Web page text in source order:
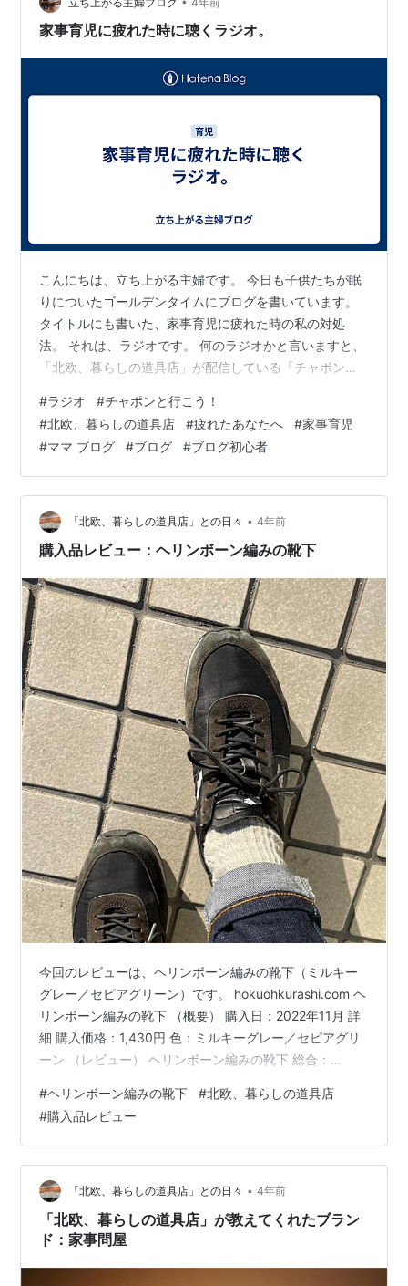
家事育児に疲れた時に聴くラジオ。
こんにちは、立ち上がる主婦です。 今日も子供たちが眠
りについたゴールデンタイムにブログを書いています。
タイトルにも書いた、家事育児に疲れた時の私の対処
法。 それは、ラジオです。 何のラジオかと言いますと、
「北欧、暮らしの道具店」が配信している「チャポンと
ぜこのラジオにこんなにも癒し効果があるのか・・・。
書いていきたいと思います。 ながら家事・育児ができ
る。 毎日毎日、同じことの繰り返し。 子供たちもみんな
元気で今日一日を終えることが出来た。 これぞ本当の幸
せ。 分かってる。分かってるよ。 分かってるけどしんど
くもなるのよ・・・。 朝起…
#ラジオ #チャポンと行こう！
#北欧、暮らしの道具店 #疲れたあなたへ #家事育児
#ママ ブログ #ブログ #ブログ初心者
「北欧、暮らしの道具店」との日々 • 4年前
購入品レビュー：ヘリンボーン編みの靴下
今回のレビューは、ヘリンボーン編みの靴下（ミルキー
グレー／セピアグリーン）です。 hokuohkurashi.com ヘ
リンボーン編みの靴下 （概要） 購入日：2022年11月 詳
細 購入価格：1,430円 色：ミルキーグレー／セピアグリ
ーン （レビュー） ヘリンボーン編みの靴下 総合：
履き心地： ★★★★☆ 名前の可愛さ：★★★★★ 総
合： ★★★★★ 総合的に満足度高いアイテムです。冬
のヘビロテを意識して、2色買いした商品でした。 価
格： ★★★★★ 厚手の靴下という観点から、個人的に
はちょうどいい価格でした。 デザイン： ★★★★…
#ヘリンボーン編みの靴下 #北欧、暮らしの道具店
#購入品レビュー
「北欧、暮らしの道具店」との日々 • 4年前
「北欧、暮らしの道具店」が教えてくれたブラン
ド：家事問屋